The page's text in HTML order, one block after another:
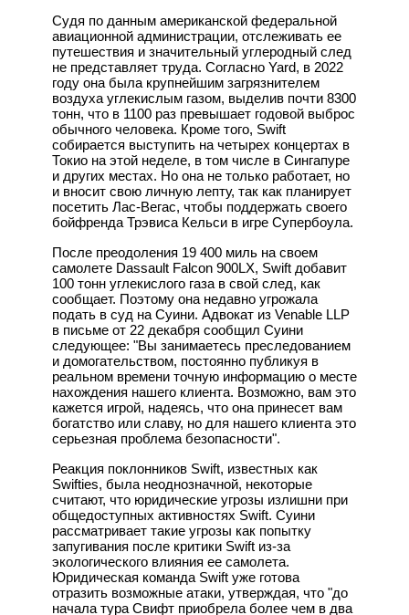
Судя по данным американской федеральной
авиационной администрации, отслеживать ее
путешествия и значительный углеродный след
не представляет труда. Согласно Yard, в 2022
году она была крупнейшим загрязнителем
воздуха углекислым газом, выделив почти 8300
тонн, что в 1100 раз превышает годовой выброс
обычного человека. Кроме того, Swift
собирается выступить на четырех концертах в
Токио на этой неделе, в том числе в Сингапуре
и других местах. Но она не только работает, но
и вносит свою личную лепту, так как планирует
посетить Лас-Вегас, чтобы поддержать своего
бойфренда Трэвиса Кельси в игре Супербоула.
После преодоления 19 400 миль на своем
самолете Dassault Falcon 900LX, Swift добавит
100 тонн углекислого газа в свой след, как
сообщает. Поэтому она недавно угрожала
подать в суд на Суини. Адвокат из Venable LLP
в письме от 22 декабря сообщил Суини
следующее: "Вы занимаетесь преследованием
и домогательством, постоянно публикуя в
реальном времени точную информацию о месте
нахождения нашего клиента. Возможно, вам это
кажется игрой, надеясь, что она принесет вам
богатство или славу, но для нашего клиента это
серьезная проблема безопасности".
Реакция поклонников Swift, известных как
Swifties, была неоднозначной, некоторые
считают, что юридические угрозы излишни при
общедоступных активностях Swift. Суини
рассматривает такие угрозы как попытку
запугивания после критики Swift из-за
экологического влияния ее самолета.
Юридическая команда Swift уже готова
отразить возможные атаки, утверждая, что "до
начала тура Свифт приобрела более чем в два